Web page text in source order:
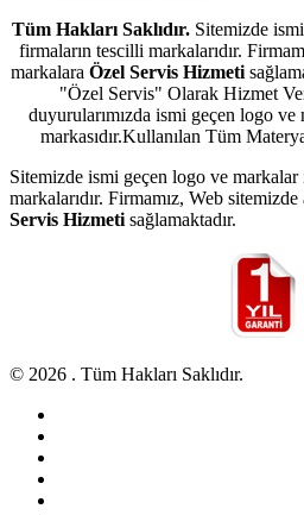
Tüm Hakları Saklıdır. Sitemizde
firmaların tescilli markalarıdır.
markalara Özel Servis Hizmeti
"Özel Servis" Olarak Hizmet
duyurularımızda ismi geçen logo
markasıdır.Kullanılan Tüm
Sitemizde ismi geçen logo ve
markalarıdır. Firmamız, Web sitemizde
Servis Hizmeti sağlamaktadır.
© 2026 . Tüm Hakları Saklıdır.